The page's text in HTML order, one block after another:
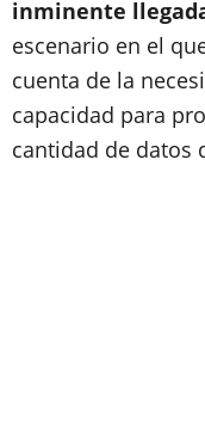
inminente
escenario en el
cuenta de la
capacidad para
cantidad de datos